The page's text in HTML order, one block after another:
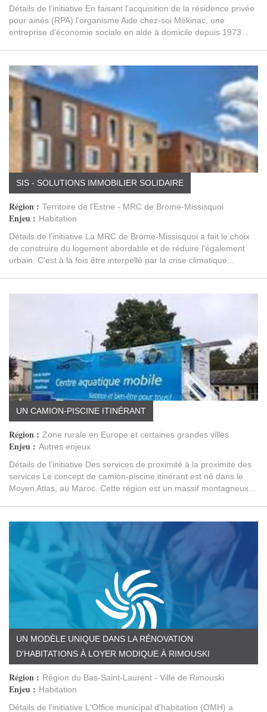
Détails de l'initiative En faisant l'acquisition de la résidence privée
pour ainés (RPA) l'organisme Aide chez-soi Mékinac, une
entreprise d'économie sociale en aide à domicile depuis 1973...
SIS - SOLUTIONS IMMOBILIER SOLIDAIRE
Région : Territoire de l'Estrie - MRC de Brome-Missisquoi
Enjeu : Habitation
Détails de l'initiative La MRC de Brome-Missisquoi a fait le choix
de construire du logement abordable et de réduire l'également
urbain. C'est à la fois être interpellé par la crise climatique...
UN CAMION-PISCINE ITINÉRANT
Région : Zone rurale en Europe et certaines grandes villes
Enjeu : Autres enjeux
Détails de l'initiative Des services de proximité à la proximité des
services Le concept de camion-piscine itinérant est né dans le
Moyen Atlas, au Maroc. Cette région est un massif montagneux...
UN MODÈLE UNIQUE DANS LA RÉNOVATION
D'HABITATIONS À LOYER MODIQUE À RIMOUSKI
Région : Région du Bas-Saint-Laurent - Ville de Rimouski
Enjeu : Habitation
Détails de l'initiative L'Office municipal d'habitation (OMH) a